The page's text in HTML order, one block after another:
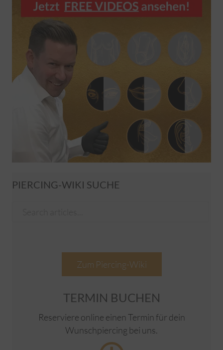
PIERCING-WIKI SUCHE
Zum Piercing-Wiki
TERMIN BUCHEN
Reserviere online einen Termin für dein
Wunschpiercing bei uns.